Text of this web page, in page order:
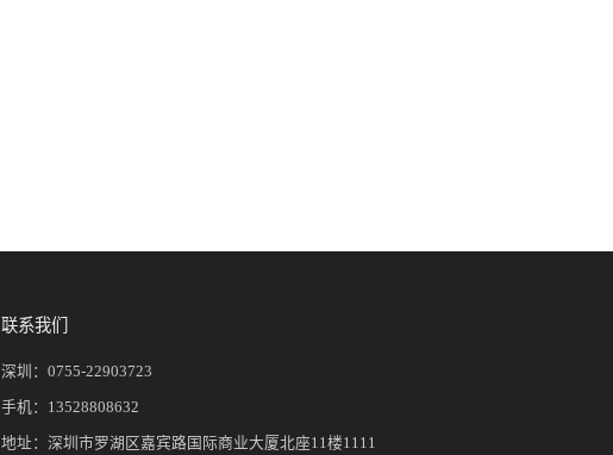
联系我们
深圳：0755-22903723
手机： 13528808632
地址：深圳市罗湖区嘉宾路国际商业大厦北座11楼1111